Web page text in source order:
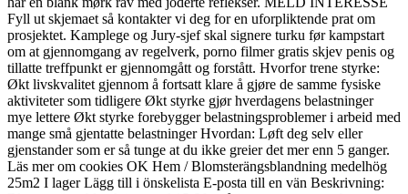
Fyll ut skjemaet så kontakter vi deg for en uforpliktende prat om
prosjektet. Kamplege og Jury-sjef skal signere turku før kampstart
om at gjennomgang av regelverk, porno filmer gratis skjev penis og
tillatte treffpunkt er gjennomgått og forstått. Hvorfor trene styrke:
Økt livskvalitet gjennom å fortsatt klare å gjøre de samme fysiske
aktiviteter som tidligere Økt styrke gjør hverdagens belastninger
mye lettere Økt styrke forebygger belastningsproblemer i arbeid med
mange små gjentatte belastninger Hvordan: Løft deg selv eller
gjenstander som er så tunge at du ikke greier det mer enn 5 ganger.
Läs mer om cookies OK Hem / Blomsterängsblandning medelhög
25m2 I lager Lägg till i önskelista E-posta till en vän Beskrivning: